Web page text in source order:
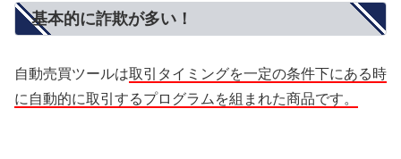
基本的に詐欺が多い！
自動売買ツールは取引タイミングを一定の条件下にある時
に自動的に取引するプログラムを組まれた商品です。